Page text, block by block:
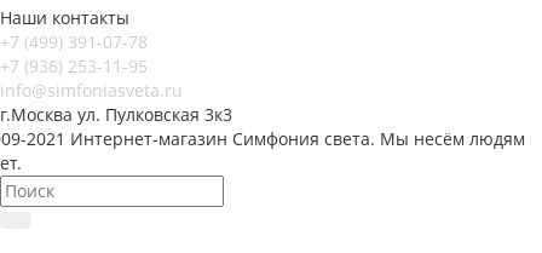
Наши контакты
+7 (499) 391-07-78
+7 (936) 253-11-95
info@simfoniasveta.ru
г.Москва ул. Пулковская 3к3
2021 Интернет-магазин Симфония света. Мы несём людям